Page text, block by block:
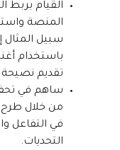
القيام بربط
المنصة
سبيل
باستخدام
تقديم
ساهم في
من خلال طرح
في التفاعل
التحديات.